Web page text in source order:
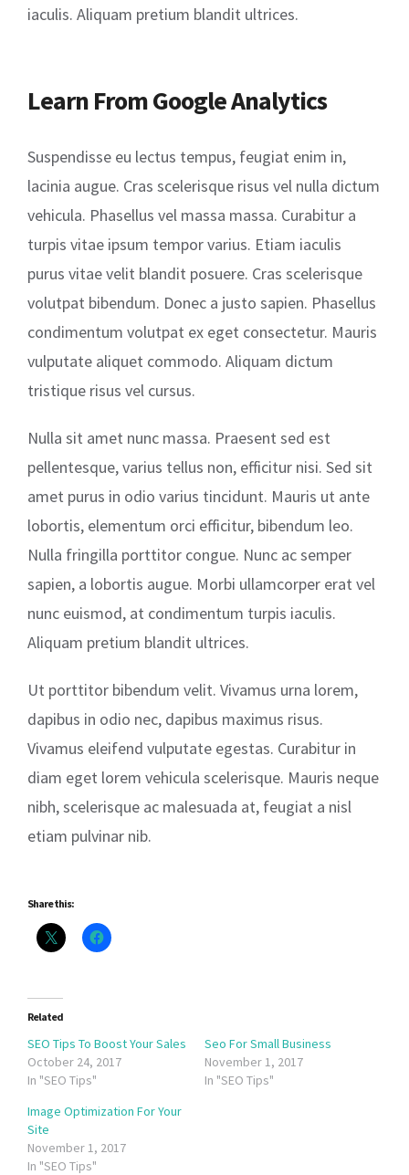
iaculis. Aliquam pretium blandit ultrices.
Learn From Google Analytics
Suspendisse eu lectus tempus, feugiat enim in,
lacinia augue. Cras scelerisque risus vel nulla dictum
vehicula. Phasellus vel massa massa. Curabitur a
turpis vitae ipsum tempor varius. Etiam iaculis
purus vitae velit blandit posuere. Cras scelerisque
volutpat bibendum. Donec a justo sapien. Phasellus
condimentum volutpat ex eget consectetur. Mauris
vulputate aliquet commodo. Aliquam dictum
tristique risus vel cursus.
Nulla sit amet nunc massa. Praesent sed est
pellentesque, varius tellus non, efficitur nisi. Sed sit
amet purus in odio varius tincidunt. Mauris ut ante
lobortis, elementum orci efficitur, bibendum leo.
Nulla fringilla porttitor congue. Nunc ac semper
sapien, a lobortis augue. Morbi ullamcorper erat vel
nunc euismod, at condimentum turpis iaculis.
Aliquam pretium blandit ultrices.
Ut porttitor bibendum velit. Vivamus urna lorem,
dapibus in odio nec, dapibus maximus risus.
Vivamus eleifend vulputate egestas. Curabitur in
diam eget lorem vehicula scelerisque. Mauris neque
nibh, scelerisque ac malesuada at, feugiat a nisl
etiam pulvinar nib.
Share this:
Related
SEO Tips To Boost Your Sales
October 24, 2017
In "SEO Tips"
Seo For Small Business
November 1, 2017
In "SEO Tips"
Image Optimization For Your
Site
November 1, 2017
In "SEO Tips"